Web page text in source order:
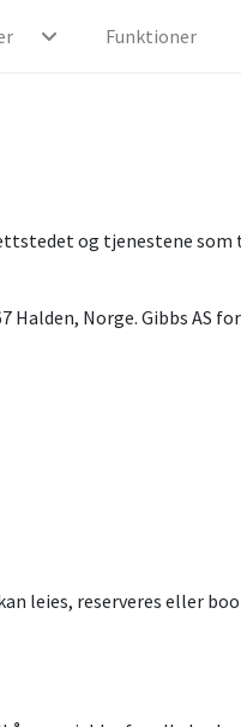
Funktioner
og tjenestene
Halden, Norge. Gibbs AS
leies, reserveres eller